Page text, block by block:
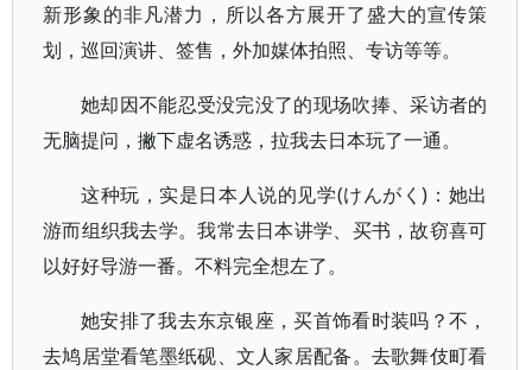
新形象的非凡潜力，所以各方展开了盛大的宣传策
划，巡回演讲、签售，外加媒体拍照、专访等等。
她却因不能忍受没完没了的现场吹捧、采访者的
无脑提问，撇下虚名诱惑，拉我去日本玩了一通。
这种玩，实是日本人说的见学(けんがく)：她出
游而组织我去学。我常去日本讲学、买书，故窃喜可
以好好导游一番。不料完全想左了。
她安排了我去东京银座，买首饰看时装吗？不，
去鸠居堂看笔墨纸砚、文人家居配备。去歌舞伎町看